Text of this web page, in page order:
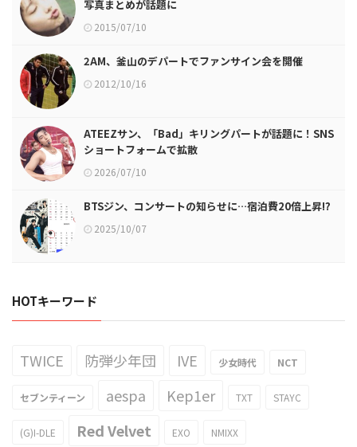
写真まとめが話題に
2015/07/10
2AM、釜山のデパートでファンサイン会を開催
2012/10/16
ATEEZサン、「Bad」キリングパートが話題に！SNS
ショートフォームで拡散
2026/07/10
BTSジン、コンサートの知らせに…宿泊費20倍上昇⁉
2025/10/07
HOTキーワード
TWICE 防弾少年団 IVE 少女時代 NCT
セブンティーン aespa Kep1er TXT STAYC
(G)I-DLE Red Velvet EXO NMIXX